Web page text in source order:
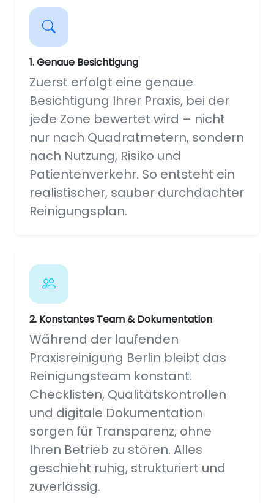
1. Genaue Besichtigung
Zuerst erfolgt eine genaue
Besichtigung Ihrer Praxis, bei der
jede Zone bewertet wird – nicht
nur nach Quadratmetern, sondern
nach Nutzung, Risiko und
Patientenverkehr. So entsteht ein
realistischer, sauber durchdachter
Reinigungsplan.
2. Konstantes Team & Dokumentation
Während der laufenden
Praxisreinigung Berlin bleibt das
Reinigungsteam konstant.
Checklisten, Qualitätskontrollen
und digitale Dokumentation
sorgen für Transparenz, ohne
Ihren Betrieb zu stören. Alles
geschieht ruhig, strukturiert und
zuverlässig.